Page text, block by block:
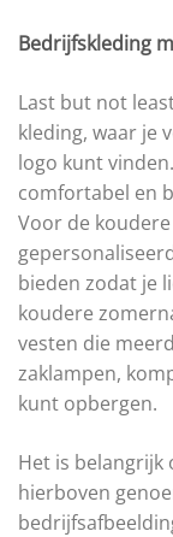
Bedrijfskleding
Last but not
kleding, waar je
logo kunt
comfortabel en
Voor de
bieden zodat je
koudere
vesten die
zaklampen,
kunt opbergen.
Het is belangrijk
hierboven